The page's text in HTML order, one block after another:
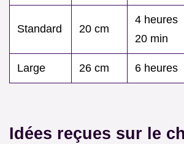
Standard 20 cm
4 heures
20 min
Large 26 cm 6 heures
Idées reçues sur le